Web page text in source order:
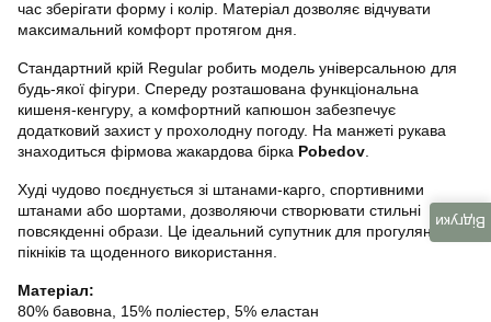
час зберігати форму і колір. Матеріал дозволяє відчувати
максимальний комфорт протягом дня.
Стандартний крій Regular робить модель універсальною для
будь-якої фігури. Спереду розташована функціональна
кишеня-кенгуру, а комфортний капюшон забезпечує
додатковий захист у прохолодну погоду. На манжеті рукава
знаходиться фірмова жакардова бірка Pobedov
Худі чудово поєднується зі штанами-карго, спортивними
штанами або шортами, дозволяючи створювати стильні
повсякденні образи. Це ідеальний супутник для прогулянок,
пікніків та щоденного використання.
Матеріал:
80% бавовна, 15% поліестер, 5% еластан
Відгуки